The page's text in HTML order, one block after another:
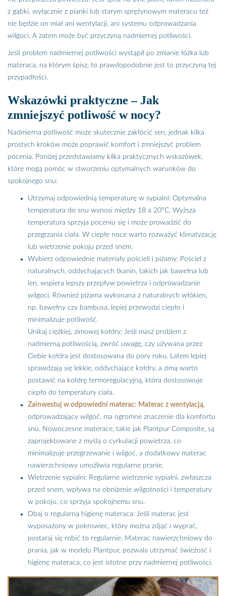
z gąbki, wyłącznie z pianki lub starym sprężynowym materacu też
nie będzie on miał ani wentylacji, ani systemu odprowadzania
wilgoci. A zatem może być przyczyną nadmiernej potliwości.
Jeśli problem nadmiernej potliwości wystąpił po zmianie łóżka lub
materaca, na którym śpisz, to prawdopodobnie jest to przyczyną tej
przypadłości.
Wskazówki praktyczne – Jak
zmniejszyć potliwość w nocy?
Nadmierna potliwość może skutecznie zakłócić sen, jednak kilka
prostych kroków może poprawić komfort i zmniejszyć problem
pocenia. Poniżej przedstawiamy kilka praktycznych wskazówek,
które mogą pomóc w stworzeniu optymalnych warunków do
spokojnego snu:
Utrzymaj odpowiednią temperaturę w sypialni: Optymalna
temperatura do snu wynosi między 18 a 20°C. Wyższa
temperatura sprzyja poceniu się i może prowadzić do
przegrzania ciała. W ciepłe noce warto rozważyć klimatyzację
lub wietrzenie pokoju przed snem.
Wybierz odpowiednie materiały pościeli i piżamy: Pościel z
naturalnych, oddychających tkanin, takich jak bawełna lub
len, wspiera lepszy przepływ powietrza i odprowadzanie
wilgoci. Również piżama wykonana z naturalnych włókien,
np. bawełny czy bambusa, lepiej przewodzi ciepło i
minimalizuje potliwość.
Unikaj ciężkiej, zimowej kołdry: Jeśli masz problem z
nadmierną potliwością, zwróć uwagę, czy używana przez
Ciebie kołdra jest dostosowana do pory roku. Latem lepiej
sprawdzają się lekkie, oddychające kołdry, a zimą warto
postawić na kołdrę termoregulacyjną, która dostosowuje
ciepło do temperatury ciała.
Zainwestuj w odpowiedni materac: Materac z wentylacją,
odprowadzający wilgoć, ma ogromne znaczenie dla komfortu
snu. Nowoczesne materace, takie jak Plantpur Composite, są
zaprojektowane z myślą o cyrkulacji powietrza, co
minimalizuje przegrzewanie i wilgoć, a dodatkowy materac
nawierzchniowy umożliwia regularne pranie.
Wietrzenie sypialni: Regularne wietrzenie sypialni, zwłaszcza
przed snem, wpływa na obniżenie wilgotności i temperatury
w pokoju, co sprzyja spokojnemu snu.
Dbaj o regularną higienę materaca: Jeśli materac jest
wyposażony w pokrowiec, który można zdjąć i wyprać,
postaraj się robić to regularnie. Materac nawierzchniowy do
prania, jak w modelu Plantpur, pozwala utrzymać świeżość i
higienę materaca, co jest istotne przy nadmiernej potliwości.